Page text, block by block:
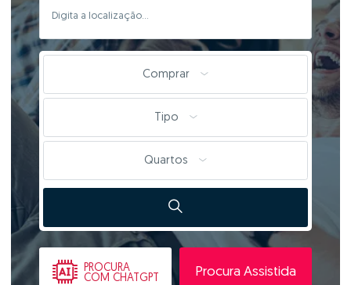
Comprar
Tipo
Quartos
PROCURA
COM CHATGPT
Procura Assistida